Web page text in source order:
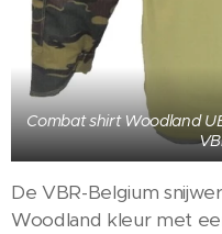
Combat shirt Woodland
De VBR-Belgium
Woodland kleur met